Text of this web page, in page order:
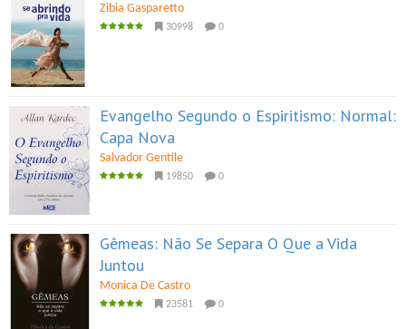
Zibia Gasparetto
30998 0
Evangelho Segundo o Espiritismo: Normal:
Capa Nova
Salvador Gentile
19850 0
Gêmeas: Não Se Separa O Que a Vida
Juntou
Monica De Castro
23581 0